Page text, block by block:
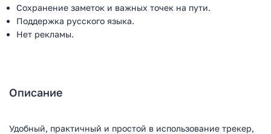
Сохранение заметок и важных точек на пути.
Поддержка русского языка.
Нет рекламы.
Описание
Удобный, практичный и простой в использование трекер,